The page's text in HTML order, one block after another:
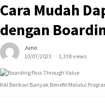
Cara Mudah
dengan
Juno
10/07/2023
1,338 views
KAI Berikan Banyak Benefit Melalui